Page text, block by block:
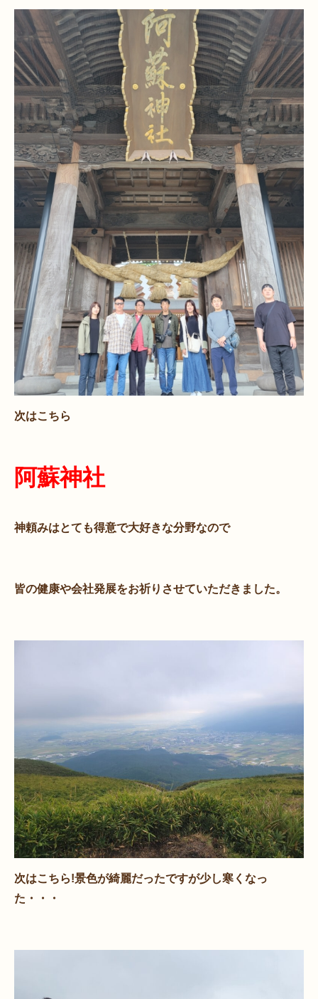
次はこちら
阿蘇神社
神頼みはとても得意で大好きな分野なので
皆の健康や会社発展をお祈りさせていただきました。
次はこちら!景色が綺麗だったですが少し寒くなっ
た・・・